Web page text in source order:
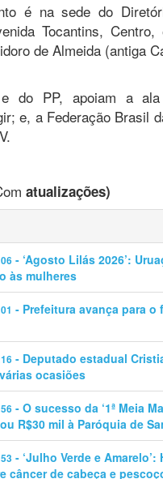
é na sede do
Tocantins,
de Almeida (antiga
do PP, apoiam a
e, a Federação Brasil
atualizações)
- ‘Agosto Lilás 2026’:
às mulheres
- Prefeitura avança para
- Deputado estadual
ocasiões
- O sucesso da ‘1ª Meia
R$30 mil à Paróquia de
- ‘Julho Verde e Amarelo’:
câncer de cabeça e